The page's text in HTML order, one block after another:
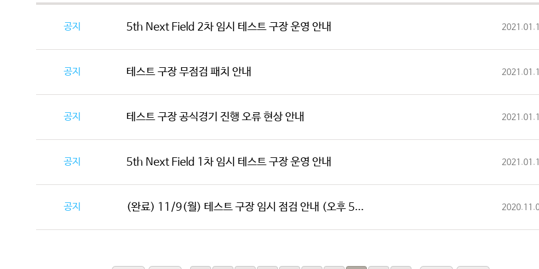
공지 5th Next Field 2차 임시 테스트 구장 운영 안내
공지 테스트 구장 무점검 패치 안내
공지 테스트 구장 공식경기 진행 오류 현상 안내
공지 5th Next Field 1차 임시 테스트 구장 운영 안내
공지 (완료) 11/9(월) 테스트 구장 임시 점검 안내 (오후 5...